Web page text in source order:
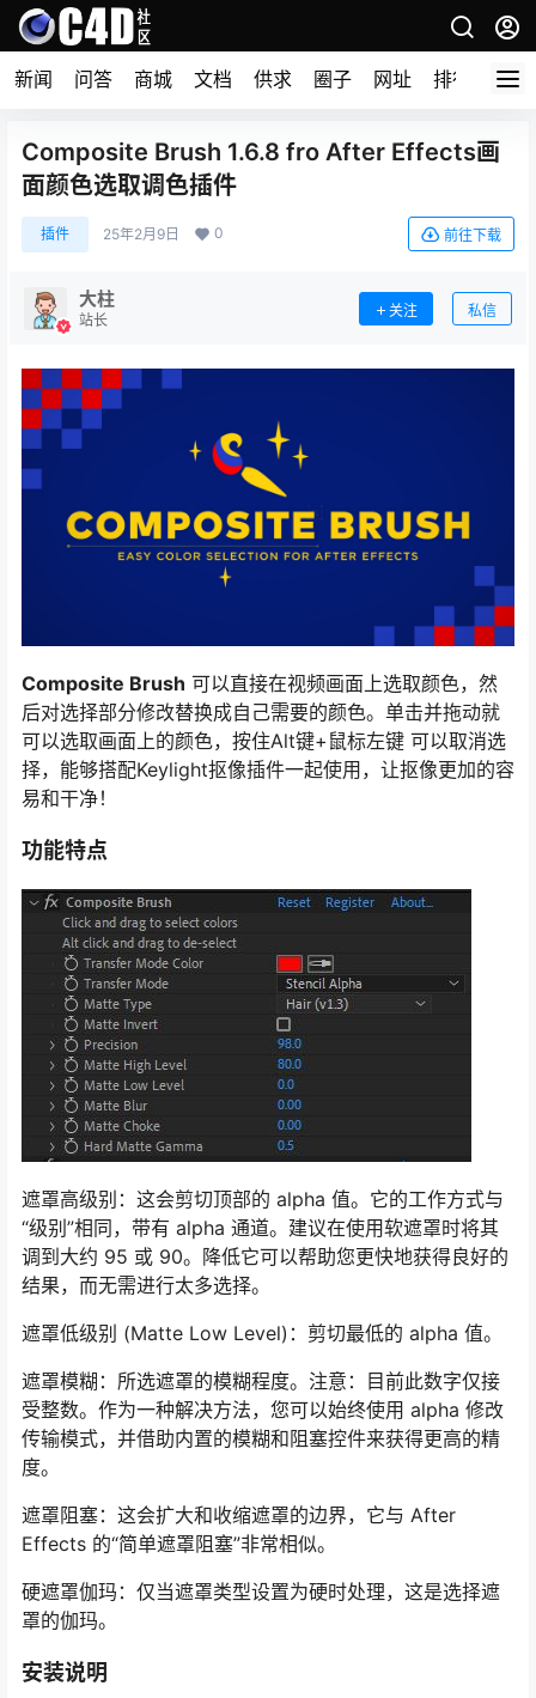
新闻 问答 商城 文档 供求 圈子 网址 排行榜
Composite Brush 1.6.8 fro After Effects画
面颜色选取调色插件
插件 25年2月9日 0 前往下载
大柱
站长
关注 私信
Composite Brush 可以直接在视频画面上选取颜色，然
后对选择部分修改替换成自己需要的颜色。单击并拖动就
可以选取画面上的颜色，按住Alt键+鼠标左键 可以取消选
择，能够搭配Keylight抠像插件一起使用，让抠像更加的容
易和干净！
功能特点
遮罩高级别：这会剪切顶部的 alpha 值。它的工作方式与
“级别”相同，带有 alpha 通道。建议在使用软遮罩时将其
调到大约 95 或 90。降低它可以帮助您更快地获得良好的
结果，而无需进行太多选择。
遮罩低级别 (Matte Low Level)：剪切最低的 alpha 值。
遮罩模糊：所选遮罩的模糊程度。注意：目前此数字仅接
受整数。作为一种解决方法，您可以始终使用 alpha 修改
传输模式，并借助内置的模糊和阻塞控件来获得更高的精
度。
遮罩阻塞：这会扩大和收缩遮罩的边界，它与 After
Effects 的“简单遮罩阻塞”非常相似。
硬遮罩伽玛：仅当遮罩类型设置为硬时处理，这是选择遮
罩的伽玛。
安装说明